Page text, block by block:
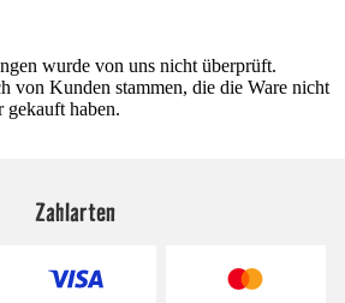
wurde von uns nicht überprüft.
von Kunden stammen, die die Ware nicht
gekauft haben.
Zahlarten